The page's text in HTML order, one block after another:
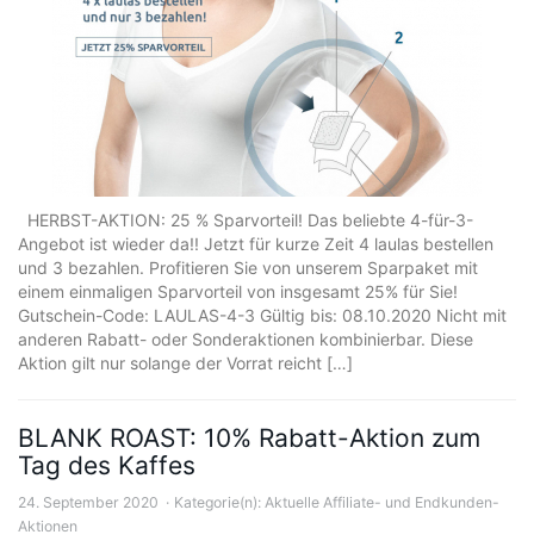
HERBST-AKTION: 25 % Sparvorteil! Das beliebte 4-für-3-
Angebot ist wieder da!! Jetzt für kurze Zeit 4 laulas bestellen
und 3 bezahlen. Profitieren Sie von unserem Sparpaket mit
einem einmaligen Sparvorteil von insgesamt 25% für Sie!
Gutschein-Code: LAULAS-4-3 Gültig bis: 08.10.2020 Nicht mit
anderen Rabatt- oder Sonderaktionen kombinierbar. Diese
Aktion gilt nur solange der Vorrat reicht […]
BLANK ROAST: 10% Rabatt-Aktion zum
Tag des Kaffes
24. September 2020 Kategorie(n): Aktuelle Affiliate- und Endkunden-
Aktionen